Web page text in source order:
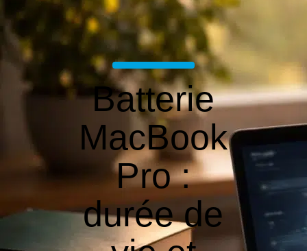
Batterie
MacBook
Pro :
durée de